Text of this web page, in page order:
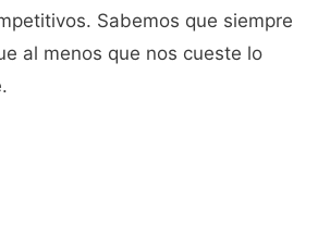
Sabemos que siempre
al menos que nos cueste lo